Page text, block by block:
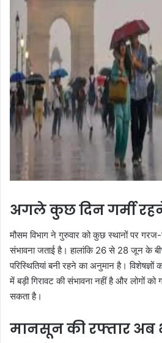
अगले कुछ दिन गर्मी
मौसम विभाग ने गुरुवार को कुछ स्थानों पर
संभावना जताई है। हालांकि 26 से 28 जून के
परिस्थितियां बनी रहने का अनुमान है। विशेषज्ञों
में बड़ी गिरावट की संभावना नहीं है और लोगों को
सकता है।
मानसून की रफ्तार अब